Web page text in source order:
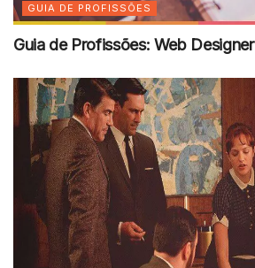
GUIA DE PROFISSÕES
Guia de Profissões: Web Designer